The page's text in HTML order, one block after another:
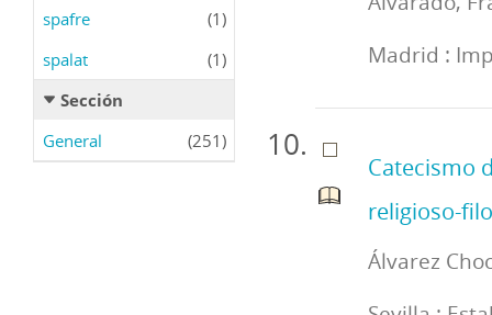
spafre
(1)
spalat
(1)
Sección
General
(251)
Madrid :
Catecismo
religioso-
Álvarez